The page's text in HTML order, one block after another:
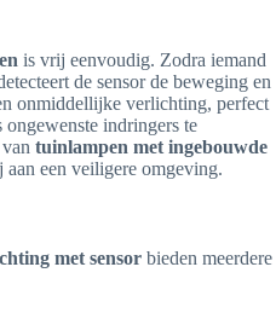
is vrij eenvoudig. Zodra iemand
de sensor de beweging en
onmiddellijke verlichting, perfect
indringers te
tuinlampen met ingebouwde
aan een veiligere omgeving.
met sensor bieden meerdere